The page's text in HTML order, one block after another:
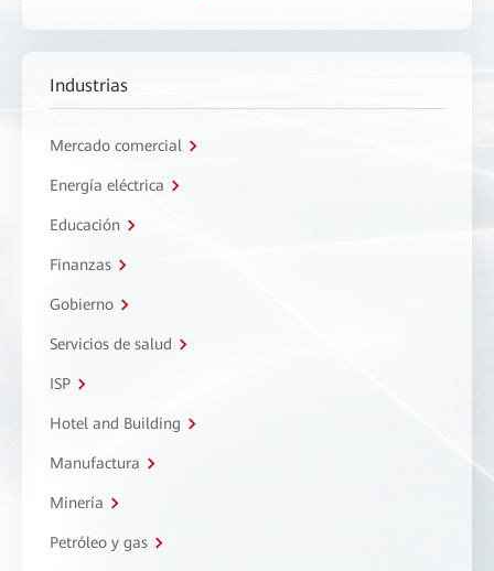
Industrias
Mercado comercial
Energía eléctrica
Educación
Finanzas
Gobierno
Servicios de salud
ISP
Hotel and Building
Manufactura
Minería
Petróleo y gas